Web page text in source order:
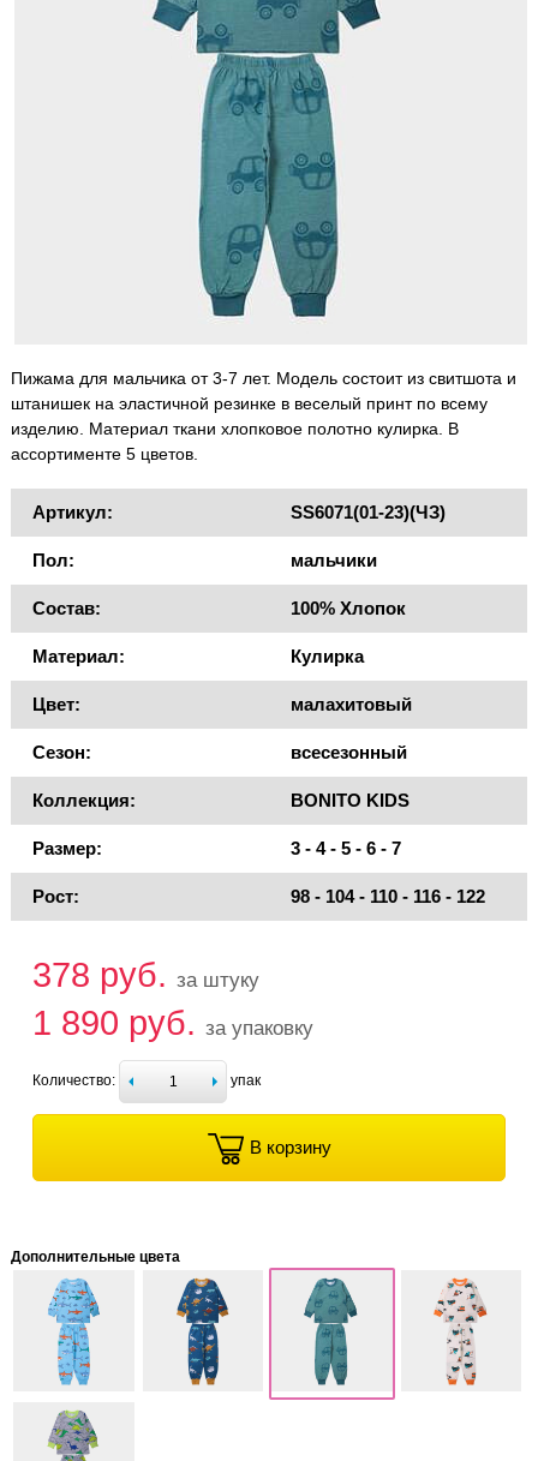
Пижама для мальчика от 3-7 лет. Модель состоит из свитшота и
штанишек на эластичной резинке в веселый принт по всему
изделию. Материал ткани хлопковое полотно кулирка. В
ассортименте 5 цветов.
Артикул: SS6071(01-23)(ЧЗ)
Пол: мальчики
Состав: 100% Хлопок
Материал: Кулирка
Цвет: малахитовый
Сезон: всесезонный
Коллекция: BONITO KIDS
Размер: 3 - 4 - 5 - 6 - 7
Рост: 98 - 104 - 110 - 116 - 122
378 руб. за штуку
1 890 руб. за упаковку
Количество: упак
В корзину
Дополнительные цвета